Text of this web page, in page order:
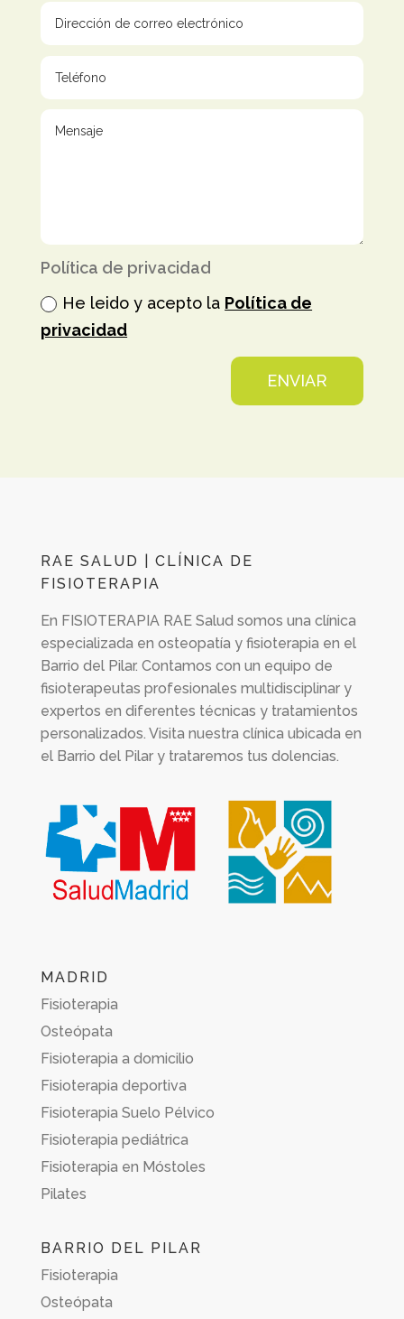
Política de privacidad
He leido y acepto la Política de
privacidad
ENVIAR
RAE SALUD | CLÍNICA DE
FISIOTERAPIA
En FISIOTERAPIA RAE Salud somos una clínica
especializada en osteopatía y fisioterapia en el
Barrio del Pilar. Contamos con un equipo de
fisioterapeutas profesionales multidisciplinar y
expertos en diferentes técnicas y tratamientos
personalizados. Visita nuestra clínica ubicada en
el Barrio del Pilar y trataremos tus dolencias.
MADRID
Fisioterapia
Osteópata
Fisioterapia a domicilio
Fisioterapia deportiva
Fisioterapia Suelo Pélvico
Fisioterapia pediátrica
Fisioterapia en Móstoles
Pilates
BARRIO DEL PILAR
Fisioterapia
Osteópata